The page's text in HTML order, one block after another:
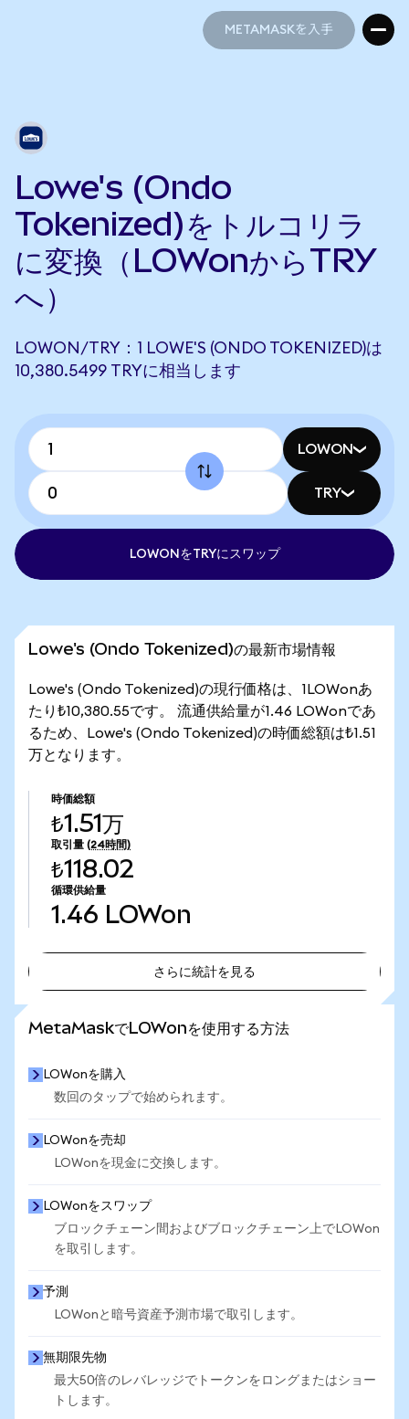
METAMASKを入手
Lowe's (Ondo
Tokenized)をトルコリラ
に変換（LOWonからTRY
へ）
LOWON/TRY：1 LOWE'S (ONDO TOKENIZED)は
10,380.5499 TRYに相当します
LOWON
TRY
LOWONをTRYにスワップ
Lowe's (Ondo Tokenized)の最新市場情報
Lowe's (Ondo Tokenized)の現行価格は、1LOWonあ
たり₺10,380.55です。 流通供給量が1.46 LOWonであ
るため、Lowe's (Ondo Tokenized)の時価総額は₺1.51
万となります。
時価総額
₺1.51万
取引量 (24時間)
₺118.02
循環供給量
1.46 LOWon
さらに統計を見る
MetaMaskでLOWonを使用する方法
LOWonを購入
数回のタップで始められます。
LOWonを売却
LOWonを現金に交換します。
LOWonをスワップ
ブロックチェーン間およびブロックチェーン上でLOWon
を取引します。
予測
LOWonと暗号資産予測市場で取引します。
無期限先物
最大50倍のレバレッジでトークンをロングまたはショー
トします。